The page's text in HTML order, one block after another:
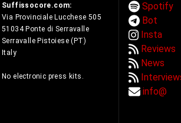
Suffissocore.com:
Via Provinciale Lucchese 505
51034 Ponte di Serravalle
Serravalle Pistoiese (PT)
Italy
No electronic press kits.
Spotify
Bot
Insta
Reviews
News
info@